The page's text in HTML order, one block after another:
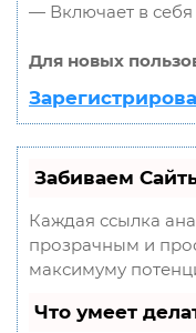
— Включает в себя
Для новых
Забиваем
Каждая ссылка
прозрачным и
максимуму
Что умеет